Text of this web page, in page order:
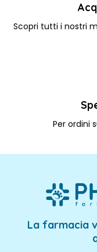
Scopri tutti i nostri
Per ordini
La farmacia